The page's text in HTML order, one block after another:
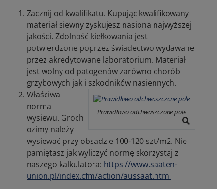
Zacznij od kwalifikatu. Kupując kwalifikowany
materiał siewny zyskujesz nasiona najwyższej
jakości. Zdolność kiełkowania jest
potwierdzone poprzez świadectwo wydawane
przez akredytowane laboratorium. Materiał
jest wolny od patogenów zarówno chorób
grzybowych jak i szkodników nasiennych.
Prawidłowo odchwaszczone pole
Właściwa
norma
wysiewu. Groch
ozimy należy
wysiewać przy obsadzie 100-120 szt/m2. Nie
pamiętasz jak wyliczyć normę skorzystaj z
naszego kalkulatora: https://www.saaten-
union.pl/index.cfm/action/aussaat.html